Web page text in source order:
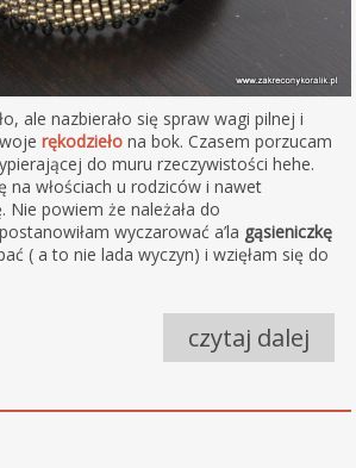
ale nazbierało się spraw wagi pilnej i
rękodziełona bok. Czasem porzucam
do muru rzeczywistości hehe.
na włościach u rodziców i nawet
Nie powiem że należała do
wyczarować a’la gąsieniczkę
( a to nie lada wyczyn) i wzięłam się do
czytaj dalej